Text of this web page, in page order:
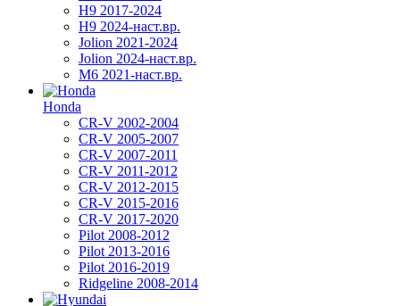
H9 2017-2024
H9 2024-наст.вр.
Jolion 2021-2024
Jolion 2024-наст.вр.
М6 2021-наст.вр.
Honda
CR-V 2002-2004
CR-V 2005-2007
CR-V 2007-2011
CR-V 2011-2012
CR-V 2012-2015
CR-V 2015-2016
CR-V 2017-2020
Pilot 2008-2012
Pilot 2013-2016
Pilot 2016-2019
Ridgeline 2008-2014